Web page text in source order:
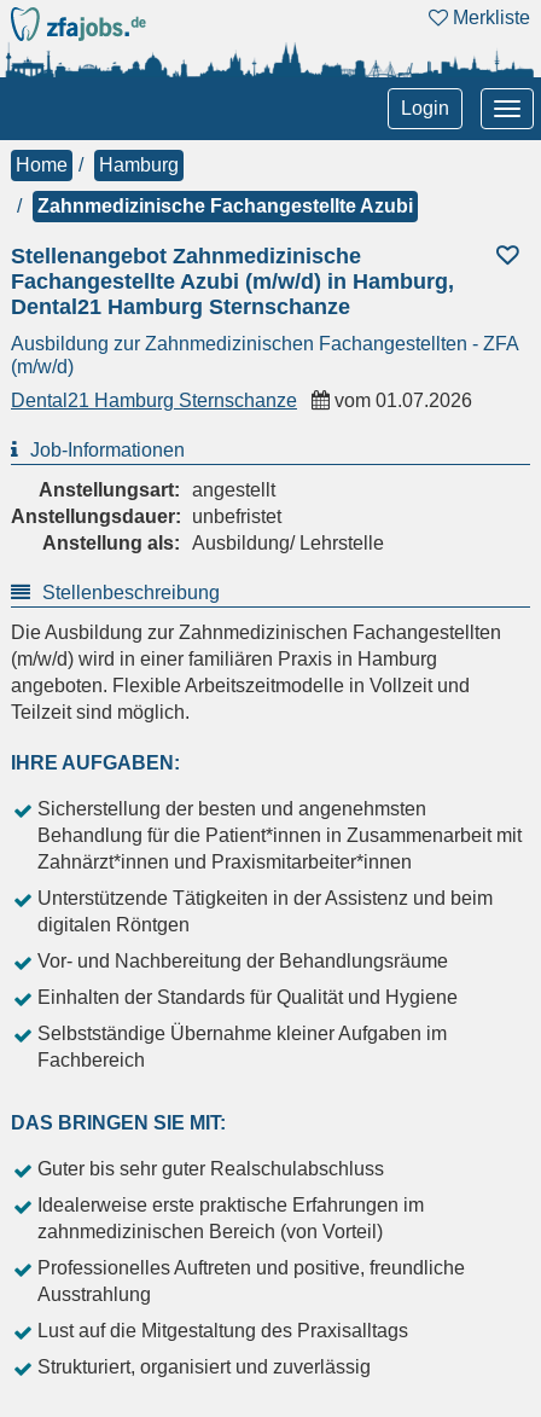
Merkliste
Login
Home
Hamburg
Zahnmedizinische Fachangestellte Azubi
Stellenangebot Zahnmedizinische
Fachangestellte Azubi (m/w/d) in Hamburg,
Dental21 Hamburg Sternschanze
Ausbildung zur Zahnmedizinischen Fachangestellten - ZFA
(m/w/d)
Dental21 Hamburg Sternschanze
vom 01.07.2026
Job-Informationen
Anstellungsart:
angestellt
Anstellungsdauer:
unbefristet
Anstellung als:
Ausbildung/ Lehrstelle
Stellenbeschreibung
Die Ausbildung zur Zahnmedizinischen Fachangestellten
(m/w/d) wird in einer familiären Praxis in Hamburg
angeboten. Flexible Arbeitszeitmodelle in Vollzeit und
Teilzeit sind möglich.
IHRE AUFGABEN:
Sicherstellung der besten und angenehmsten
Behandlung für die Patient*innen in Zusammenarbeit mit
Zahnärzt*innen und Praxismitarbeiter*innen
Unterstützende Tätigkeiten in der Assistenz und beim
digitalen Röntgen
Vor- und Nachbereitung der Behandlungsräume
Einhalten der Standards für Qualität und Hygiene
Selbstständige Übernahme kleiner Aufgaben im
Fachbereich
DAS BRINGEN SIE MIT:
Guter bis sehr guter Realschulabschluss
Idealerweise erste praktische Erfahrungen im
zahnmedizinischen Bereich (von Vorteil)
Professionelles Auftreten und positive, freundliche
Ausstrahlung
Lust auf die Mitgestaltung des Praxisalltags
Strukturiert, organisiert und zuverlässig